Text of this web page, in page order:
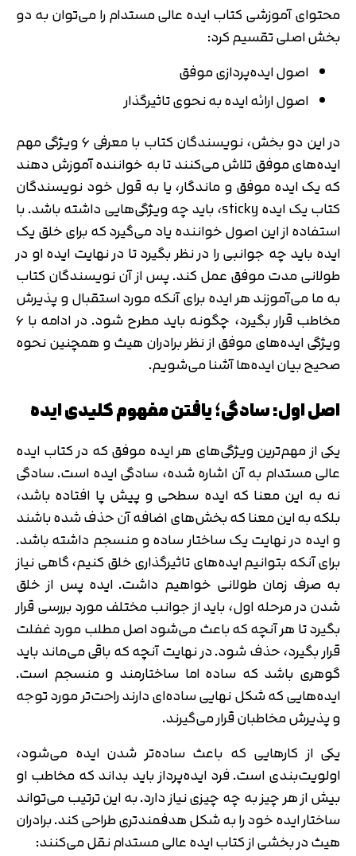
محتوای آموزشی کتاب ایده عالی مستدام را می‌توان به دو
بخش اصلی تقسیم کرد:
اصول ایده‌پردازی موفق
اصول ارائه ایده به نحوی تاثیرگذار
در این دو بخش، نویسندگان کتاب با معرفی ۶ ویژگی مهم
ایده‌های موفق تلاش می‌کنند تا به خواننده آموزش دهند
که یک ایده موفق و ماندگار، یا به قول خود نویسندگان
کتاب یک ایده sticky، باید چه ویژگی‌هایی داشته باشد. با
استفاده از این اصول خواننده یاد می‌گیرد که برای خلق یک
ایده باید چه جوانبی را در نظر بگیرد تا در نهایت ایده او در
طولانی مدت موفق عمل کند. پس از آن نویسندگان کتاب
به ما می‌آموزند هر ایده برای آنکه مورد استقبال و پذیرش
مخاطب قرار بگیرد، چگونه باید مطرح شود. در ادامه با ۶
ویژگی ایده‌های موفق از نظر برادران هیث و همچنین نحوه
صحیح بیان ایده‌ها آشنا می‌شویم.
اصل اول: سادگی؛ یافتن مفهوم کلیدی ایده
یکی از مهم‌ترین ویژگی‌های هر ایده موفق که در کتاب ایده
عالی مستدام به آن اشاره شده، سادگی ایده است. سادگی
نه به این معنا که ایده سطحی و پیش پا افتاده باشد،
بلکه به این معنا که بخش‌های اضافه آن حذف شده باشند
و ایده در نهایت یک ساختار ساده و منسجم داشته باشد.
برای آنکه بتوانیم ایده‌های تاثیرگذاری خلق کنیم، گاهی نیاز
به صرف زمان طولانی خواهیم داشت. ایده پس از خلق
شدن در مرحله اول، باید از جوانب مختلف مورد بررسی قرار
بگیرد تا هر آنچه که باعث می‌شود اصل مطلب مورد غفلت
قرار بگیرد، حذف شود. در نهایت آنچه که باقی می‌ماند باید
گوهری باشد که ساده اما ساختارمند و منسجم است.
ایده‌هایی که شکل نهایی ساده‌ای دارند راحت‌تر مورد توجه
و پذیرش مخاطبان قرار می‌گیرند.
یکی از کارهایی که باعث ساده‌تر شدن ایده می‌شود،
اولویت‌بندی است. فرد ایده‌پرداز باید بداند که مخاطب او
بیش از هر چیز به چه چیزی نیاز دارد. به این ترتیب می‌تواند
ساختار ایده خود را به شکل هدفمندتری طراحی کند. برادران
هیث در بخشی از کتاب ایده عالی مستدام نقل می‌کنند: